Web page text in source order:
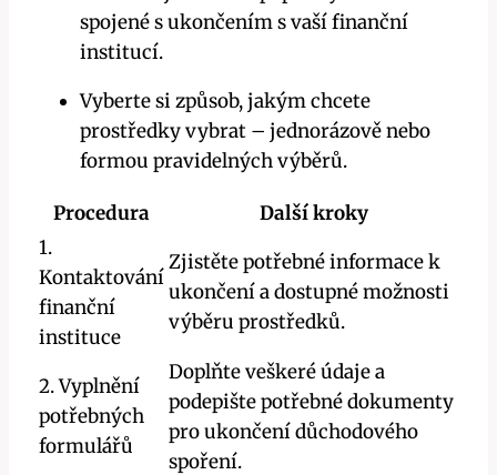
spojené s ukončením s vaší finanční
institucí.
Vyberte si způsob, jakým chcete
prostředky vybrat – jednorázově nebo
formou pravidelných výběrů.
Procedura
Další kroky
1.
Kontaktování
finanční
instituce
Zjistěte potřebné informace k
ukončení a dostupné možnosti
výběru prostředků.
2. Vyplnění
potřebných
formulářů
Doplňte veškeré údaje a
podepište potřebné dokumenty
pro ukončení důchodového
spoření.